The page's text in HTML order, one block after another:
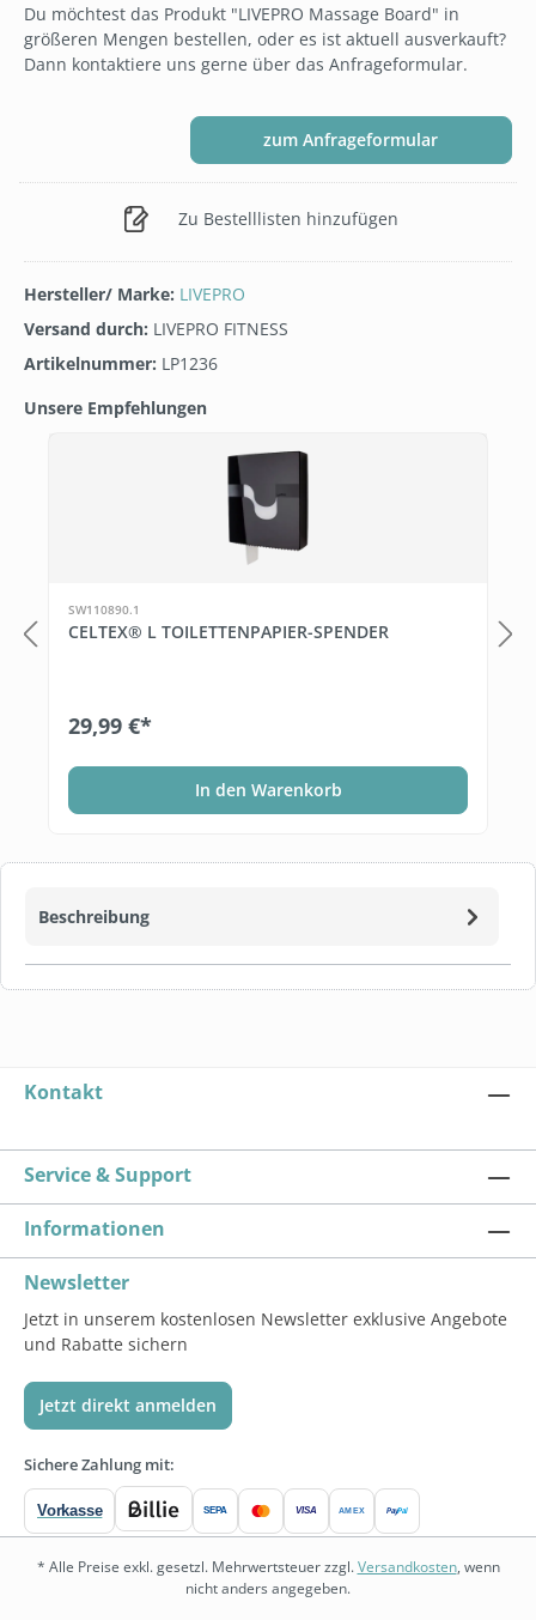
Beschreibung
Du möchtest das Produkt "LIVEPRO Massage Board" in
größeren Mengen bestellen, oder es ist aktuell ausverkauft?
Dann kontaktiere uns gerne über das Anfrageformular.
zum Anfrageformular
Zu Bestelllisten hinzufügen
Hersteller/ Marke: LIVEPRO
Versand durch: LIVEPRO FITNESS
Artikelnummer: LP1236
Unsere Empfehlungen
SW110890.1
CELTEX® L TOILETTENPAPIER-SPENDER
29,99 €*
In den Warenkorb
Kontakt
Service & Support
Informationen
Newsletter
Jetzt in unserem kostenlosen Newsletter exklusive Angebote
und Rabatte sichern
Jetzt direkt anmelden
Sichere Zahlung mit:
Vorkasse SEPA VISA AMEX PayPal
* Alle Preise exkl. gesetzl. Mehrwertsteuer zzgl.Versandkosten, wenn
nicht anders angegeben.